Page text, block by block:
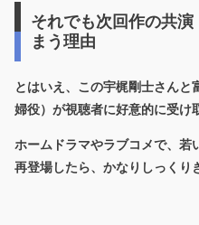
それでも次回作の共
まう理由
とはいえ、この宇梶剛士さん
婦役）が視聴者に好意的に受け
ホームドラマやラブコメで、若
再登場したら、かなりしっくり